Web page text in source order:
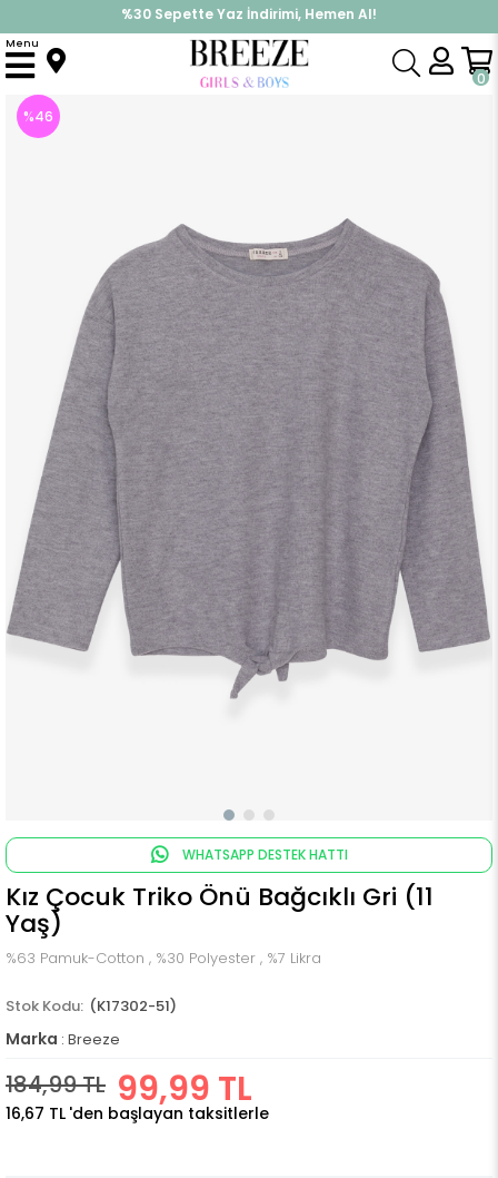
%30 Sepette Yaz İndirimi, Hemen Al!
İndirimlere ek %10 İndirimi Kap, Hemen Üye Ol!
0
Menu
Anasayfa Üst Giyim Sweatshirt Kız Çocuk Triko Önü Bağcıklı Gri (11 Yaş)
%46
WHATSAPP DESTEK HATTI
Kız Çocuk Triko Önü Bağcıklı Gri (11
Yaş)
%63 Pamuk-Cotton , %30 Polyester , %7 Likra
(K17302-51)
Marka : Breeze
184,99 TL 99,99 TL
16,67 TL 'den başlayan taksitlerle